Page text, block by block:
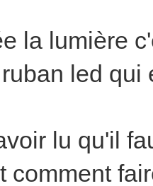
la lumière
led qui
lu qu'il
comment